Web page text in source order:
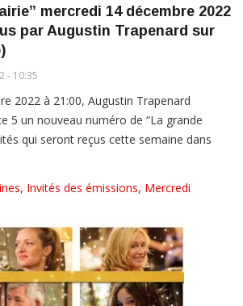
mercredi 14 décembre 2022
par Augustin Trapenard sur
- 10:35
2022 à 21:00, Augustin Trapenard
5 un nouveau numéro de “La grande
qui seront reçus cette semaine dans
, Invités des émissions, Mercredi